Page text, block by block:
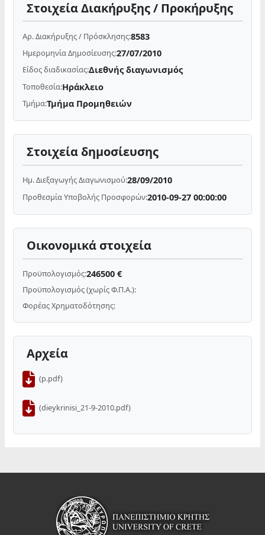
Στοιχεία Διακήρυξης / Προκήρυξης
Αρ. Διακήρυξης / Πρόσκλησης:8583
Ημερομηνία Δημοσίευσης:27/07/2010
Είδος διαδικασίας:Διεθνής διαγωνισμός
Τοποθεσία:Ηράκλειο
Τμήμα:Τμήμα Προμηθειών
Στοιχεία δημοσίευσης
Ημ. Διεξαγωγής Διαγωνισμού:28/09/2010
Προθεσμία Υποβολής Προσφορών:2010-09-27 00:00:00
Οικονομικά στοιχεία
Προϋπολογισμός:246500 €
Προϋπολογισμός (χωρίς Φ.Π.Α.):
Φορέας Χρηματοδότησης:
Αρχεία
(p.pdf)
(dieykrinisi_21-9-2010.pdf)